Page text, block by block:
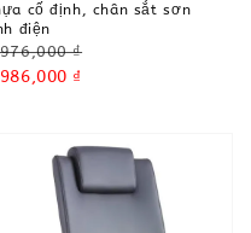
cố định, chân sắt sơn
điện
₫
₫